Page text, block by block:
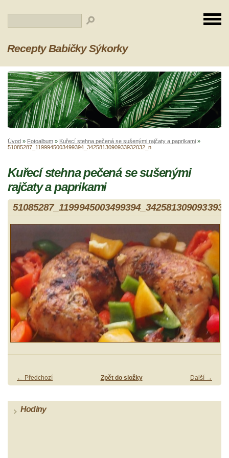
Recepty Babičky Sýkorky
Úvod » Fotoalbum » Kuřecí stehna pečená se sušenými rajčaty a paprikami »
51085287_1199945003499394_3425813090933932032_n
Kuřecí stehna pečená se sušenými
rajčaty a paprikami
← Předchozí Další →
Zpět do složky
Hodiny